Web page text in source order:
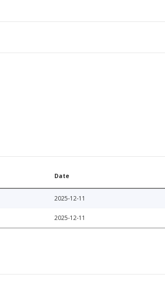
Date
2025-12-11
2025-12-11